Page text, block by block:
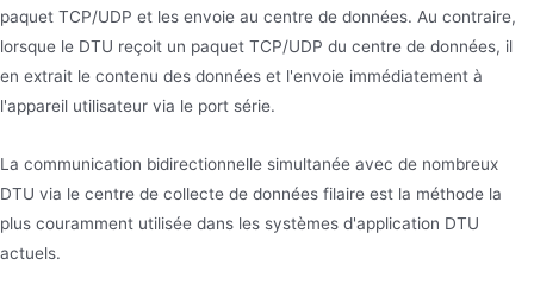
paquet TCP/UDP et les envoie au centre de données. Au contraire,
lorsque le DTU reçoit un paquet TCP/UDP du centre de données, il
en extrait le contenu des données et l'envoie immédiatement à
l'appareil utilisateur via le port série.
La communication bidirectionnelle simultanée avec de nombreux
DTU via le centre de collecte de données filaire est la méthode la
plus couramment utilisée dans les systèmes d'application DTU
actuels.